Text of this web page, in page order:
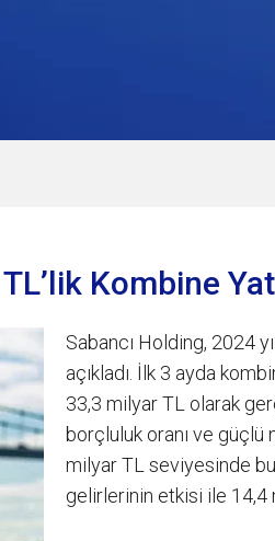
Kombine
Sabancı Holding, 2024
açıkladı. İlk 3 ayda
33,3 milyar TL olarak
borçluluk oranı ve güçlü
milyar TL seviyesinde
gelirlerinin etkisi ile 14,4